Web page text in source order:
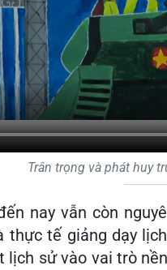
Trân trọng và phát huy
nay vẫn còn
thực tế giảng dạy
lịch sử vào vai trò